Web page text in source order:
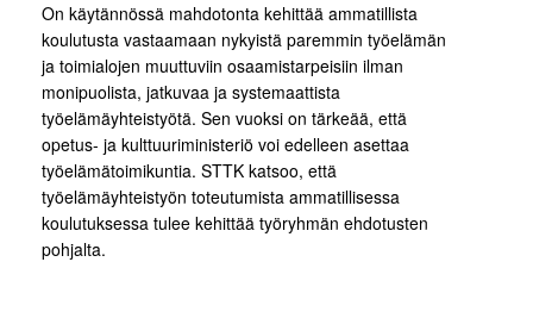
On käytännössä mahdotonta kehittää ammatillista
koulutusta vastaamaan nykyistä paremmin työelämän
ja toimialojen muuttuviin osaamistarpeisiin ilman
monipuolista, jatkuvaa ja systemaattista
työelämäyhteistyötä. Sen vuoksi on tärkeää, että
opetus- ja kulttuuriministeriö voi edelleen asettaa
työelämätoimikuntia. STTK katsoo, että
työelämäyhteistyön toteutumista ammatillisessa
koulutuksessa tulee kehittää työryhmän ehdotusten
pohjalta.